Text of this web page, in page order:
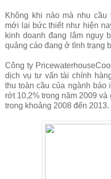
Không khi nào mà nhu
mới lại bức thiết như hiện
kinh doanh đang lâm nguy
quảng cáo đang ở tình trạng
Công ty
dịch vụ tư vấn tài chính
thu toàn cầu của ngành
rớt 10,2% trong năm 2009
trong khoảng 2008 đến 2013.